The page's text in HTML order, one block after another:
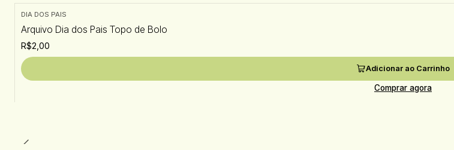
DIA DOS PAIS
Arquivo Dia dos Pais Topo de Bolo
R$2,00
Adicionar ao Carrinho
Comprar agora